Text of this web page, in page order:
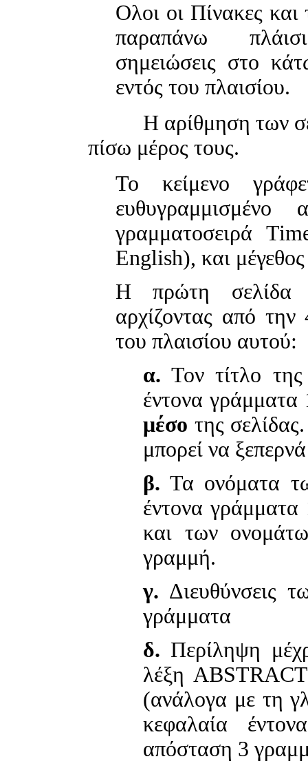
Oλοι οι Πίνακες
παραπάνω
σημειώσεις στο
εντός του πλαισίου.
Η αρίθμηση των
πίσω μέρος τους.
Το κείμενο
ευθυγραμμισμένο
γραμματοσειρά
English), και
H πρώτη σελίδα
αρχίζοντας από
του πλαισίου αυτού:
α. Τον τίτλο
έντονα γράμματα
μέσο της
μπορεί να
β. Τα ονόματα
έντονα γράμματα
και των
γραμμή.
γ. Διευθύνσεις
γράμματα
δ. Περίληψη
λέξη
(ανάλογα με τη
κεφαλαία
απόσταση 3